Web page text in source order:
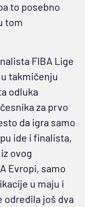
to posebno
tom
FIBA Lige
takmičenju
odluka
za prvo
da igra samo
ide i finalista,
ovog
Evropi, samo
u maju i
odredila još dva